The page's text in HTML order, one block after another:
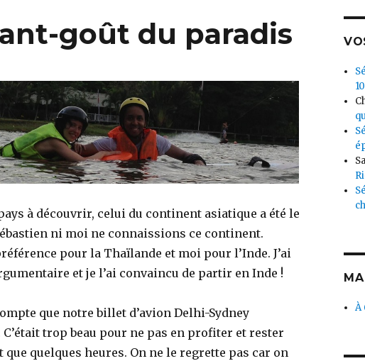
goût du paradis
à découvrir, celui du continent asiatique a été le
ni moi ne connaissions ce continent.
pour la Thaïlande et moi pour l’Inde. J’ai
et je l’ai convaincu de partir en Inde !
que notre billet d’avion Delhi-Sydney
C’était trop beau pour ne pas en profiter et rester
quelques heures. On ne le regrette pas car on
À